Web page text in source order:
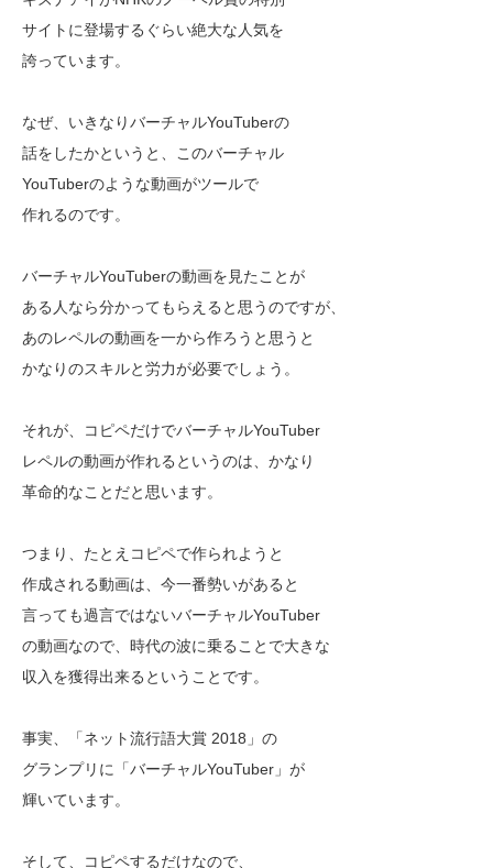
サイトに登場するぐらい絶大な人気を
誇っています。
なぜ、いきなりバーチャルYouTuberの
話をしたかというと、このバーチャル
YouTuberのような動画がツールで
作れるのです。
バーチャルYouTuberの動画を見たことが
ある人なら分かってもらえると思うのですが、
あのレペルの動画を一から作ろうと思うと
かなりのスキルと労力が必要でしょう。
それが、コピペだけでバーチャルYouTuber
レペルの動画が作れるというのは、かなり
革命的なことだと思います。
つまり、たとえコピペで作られようと
作成される動画は、今一番勢いがあると
言っても過言ではないバーチャルYouTuber
の動画なので、時代の波に乗ることで大きな
収入を獲得出来るということです。
事実、「ネット流行語大賞 2018」の
グランプリに「バーチャルYouTuber」が
輝いています。
そして、コピペするだけなので、